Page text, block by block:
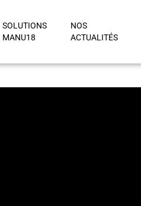
SOLUTIONS
MANU18
NOS
ACTUALITÉS